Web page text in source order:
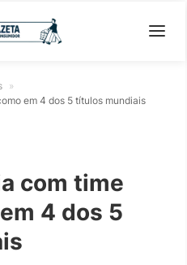
»
em 4 dos 5 títulos mundiais
com time
4 dos 5